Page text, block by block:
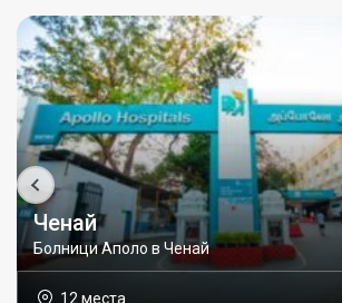
Ченай
Болници Аполо в Ченай
12 места